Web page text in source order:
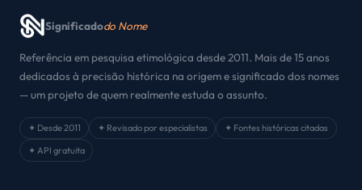
Significadodo Nome
Referência em pesquisa etimológica desde 2011. Mais de 15 anos
dedicados à precisão histórica na origem e significado dos nomes
— um projeto de quem realmente estuda o assunto.
✦ Desde 2011 ✦ Revisado por especialistas
✦ Fontes históricas citadas
✦ API gratuita